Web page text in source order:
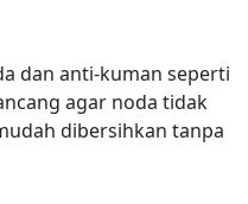
dan anti-kuman seperti
agar noda tidak
dibersihkan tanpa